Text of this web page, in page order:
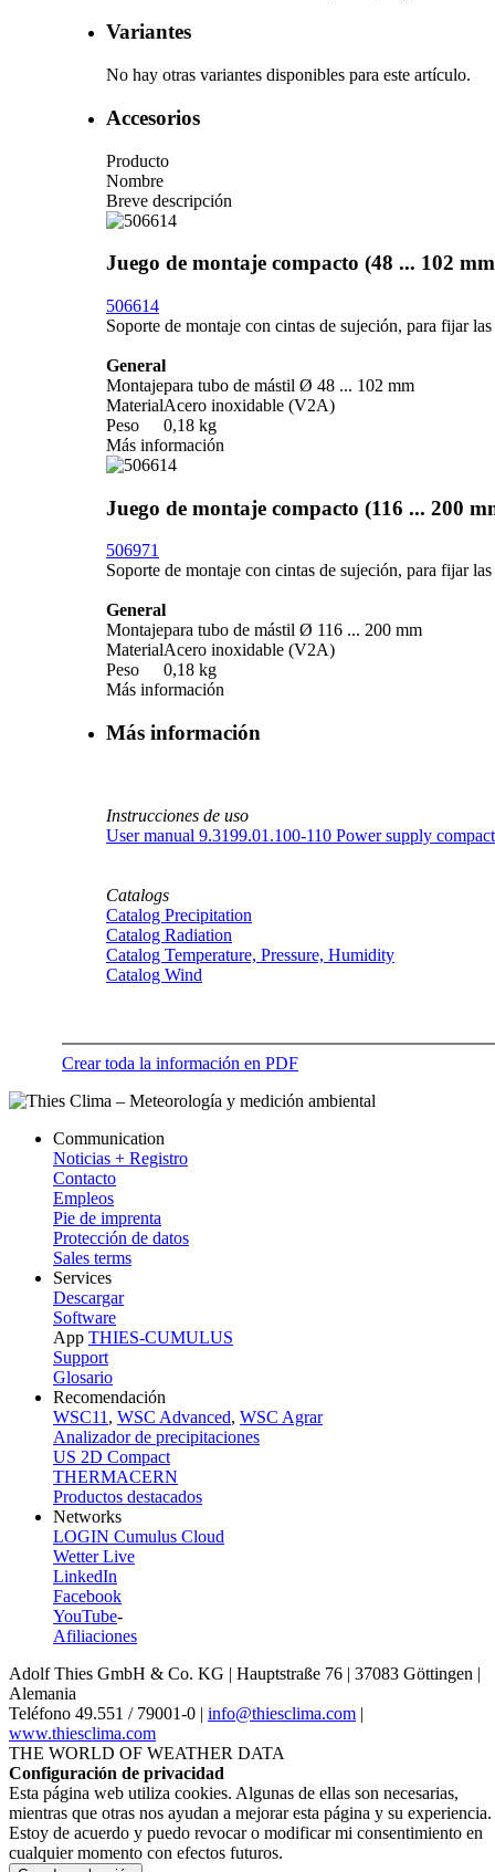
Variantes
No hay otras variantes disponibles para este artículo.
Accesorios
Producto
Nombre
Breve descripción
Juego de montaje compacto (48 ... 102
506614
Soporte de montaje con cintas de sujeción, para fijar
General
Montajepara tubo de mástil Ø 48 ... 102 mm
MaterialAcero inoxidable (V2A)
Peso
0,18 kg
Más información
Juego de montaje compacto (116 ... 200
506971
Soporte de montaje con cintas de sujeción, para fijar
General
Montajepara tubo de mástil Ø 116 ... 200 mm
MaterialAcero inoxidable (V2A)
Peso
0,18 kg
Más información
Más información
Instrucciones de uso
User manual 9.3199.01.100-110 Power supply
Catalogs
Catalog Precipitation
Catalog Radiation
Catalog Temperature, Pressure, Humidity
Catalog Wind
Crear toda la información en PDF
Communication
Noticias + Registro
Contacto
Empleos
Pie de imprenta
Protección de datos
Sales terms
Services
Descargar
Software
App THIES-CUMULUS
Support
Glosario
Recomendación
WSC11 , WSC Advanced, WSC Agrar
Analizador de precipitaciones
US 2D Compact
THERMACERN
Productos destacados
Networks
LOGIN Cumulus Cloud
Wetter Live
LinkedIn
Facebook
YouTube-
Afiliaciones
Adolf Thies GmbH & Co. KG | Hauptstraße 76 | 37083 Göttingen |
Alemania
Teléfono 49.551 /­ 79001-0 | info@thiesclima.com |
www.thiesclima.com
THE WORLD OF WEATHER DATA
Configuración de privacidad
Esta página web utiliza cookies. Algunas de ellas son necesarias,
mientras que otras nos ayudan a mejorar esta página y su experiencia.
Estoy de acuerdo y puedo revocar o modificar mi consentimiento en
cualquier momento con efectos futuros.